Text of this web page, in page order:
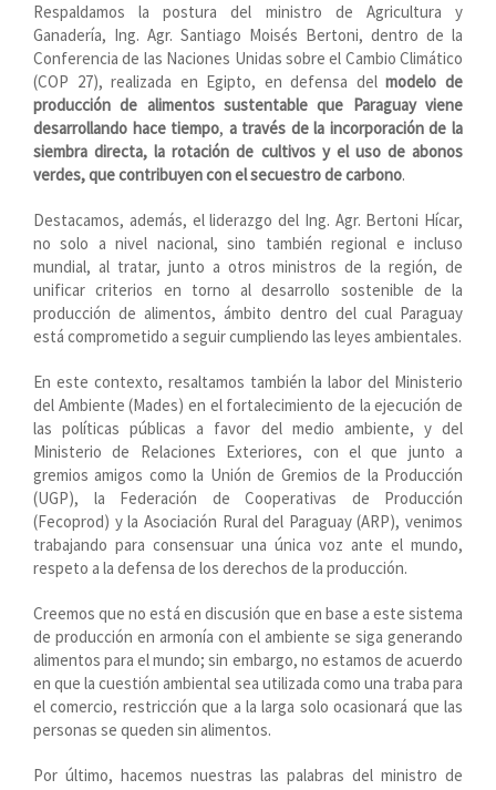
Respaldamos la postura del ministro de Agricultura y
Ganadería, Ing. Agr. Santiago Moisés Bertoni, dentro de la
Conferencia de las Naciones Unidas sobre el Cambio Climático
(COP 27), realizada en Egipto, en defensa delmodelo de
producción de alimentos sustentable que Paraguay viene
desarrollando hace tiempo, a través de la incorporación de la
siembra directa, la rotación de cultivos y el uso de abonos
verdes, que contribuyen con el secuestro de carbono.
Destacamos, además, el liderazgo del Ing. Agr. Bertoni Hícar,
no solo a nivel nacional, sino también regional e incluso
mundial, al tratar, junto a otros ministros de la región, de
unificar criterios en torno al desarrollo sostenible de la
producción de alimentos, ámbito dentro del cual Paraguay
está comprometido a seguir cumpliendo las leyes ambientales.
En este contexto, resaltamos también la labor del Ministerio
del Ambiente (Mades) en el fortalecimiento de la ejecución de
las políticas públicas a favor del medio ambiente, y del
Ministerio de Relaciones Exteriores, con el que junto a
gremios amigos como la Unión de Gremios de la Producción
(UGP), la Federación de Cooperativas de Producción
(Fecoprod) y la Asociación Rural del Paraguay (ARP), venimos
trabajando para consensuar una única voz ante el mundo,
respeto a la defensa de los derechos de la producción.
Creemos que no está en discusión que en base a este sistema
de producción en armonía con el ambiente se siga generando
alimentos para el mundo; sin embargo, no estamos de acuerdo
en que la cuestión ambiental sea utilizada como una traba para
el comercio, restricción que a la larga solo ocasionará que las
personas se queden sin alimentos.
Por último, hacemos nuestras las palabras del ministro de